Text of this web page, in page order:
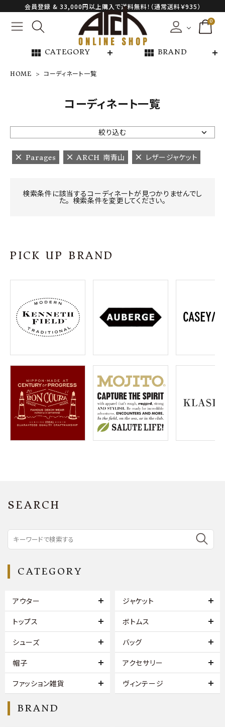
会員登録 & 33,000円以上購入で送料無料！（通常送料￥935）
0
view_module CATEGORY view_module BRAND
NEW ARRIVAL
ARCH EXCLUSIVE
BRAND
INFORMATION
ご利用ガイド
プライバシーポリシー
特定商取引法について
お問い合わせ
OFFICIAL WEB SITE
ACCOUNT MENU
ようこそ ゲスト 様
meeting_room ログイン 会員登録
HOME コーディネート一覧
コーディネート一覧
絞り込む
Parages ARCH 南青山 レザージャケット
検索条件に該当するコーディネートが見つかりませんでし
た。 検索条件を変更してください。
PICK UP BRAND
SEARCH
CATEGORY
アウター ジャケット
トップス ボトムス
シューズ バッグ
帽子 アクセサリー
ファッション雑貨 ヴィンテージ
BRAND